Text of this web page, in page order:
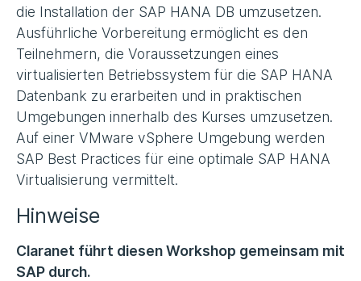
die Installation der SAP HANA DB umzusetzen.
Ausführliche Vorbereitung ermöglicht es den
Teilnehmern, die Voraussetzungen eines
virtualisierten Betriebssystem für die SAP HANA
Datenbank zu erarbeiten und in praktischen
Umgebungen innerhalb des Kurses umzusetzen.
Auf einer VMware vSphere Umgebung werden
SAP Best Practices für eine optimale SAP HANA
Virtualisierung vermittelt.
Hinweise
Claranet führt diesen Workshop gemeinsam mit
SAP durch.